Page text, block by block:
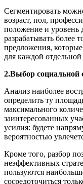
Сегментировать
возраст, пол,
положение и уровень
разрабатывать более
предложения,
для каждой
2.Выбор социальной
Анализ наиболее
определить ту
максимального
заинтересованных
усилия: будете
вероятностью
Кроме того, разбор
неэффективных
пользуются
сосредоточиться